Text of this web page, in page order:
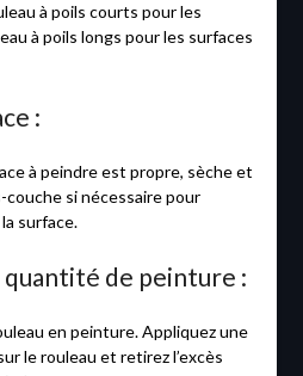
à poils courts pour les
à poils longs pour les surfaces
:
à peindre est propre, sèche et
si nécessaire pour
surface.
de peinture :
en peinture. Appliquez une
le rouleau et retirez l’excès